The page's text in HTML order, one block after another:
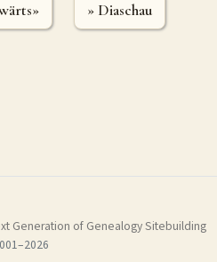
» Diaschau
Generation of Genealogy Sitebuilding